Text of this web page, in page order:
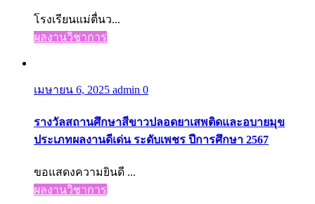
โรงเรียนแม่ตื่นว...
ผลงานวิชาการ
เมษายน 6, 2025 admin 0
รางวัลสถานศึกษาสีขาวปลอดยาเสพติดและอบายมุข
ประเภทผลงานดีเด่น ระดับเพชร ปีการศึกษา 2567
ขอแสดงความยินดี ...
ผลงานวิชาการ